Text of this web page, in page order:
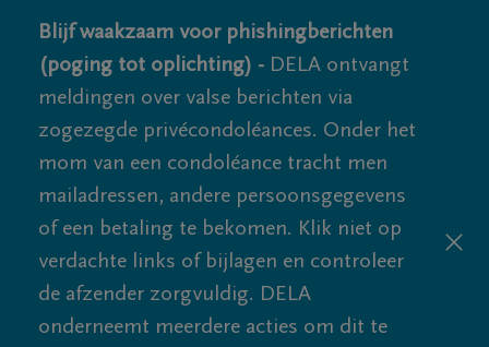
Blijf waakzaam voor phishingberichten
(poging tot oplichting) - DELA ontvangt
meldingen over valse berichten via
zogezegde privécondoléances. Onder het
mom van een condoléance tracht men
mailadressen, andere persoonsgegevens
of een betaling te bekomen. Klik niet op
verdachte links of bijlagen en controleer
de afzender zorgvuldig. DELA
onderneemt meerdere acties om dit te